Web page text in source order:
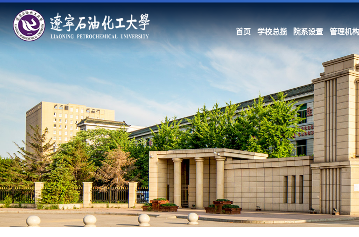
首页 学校总揽 院系设置 管理机构